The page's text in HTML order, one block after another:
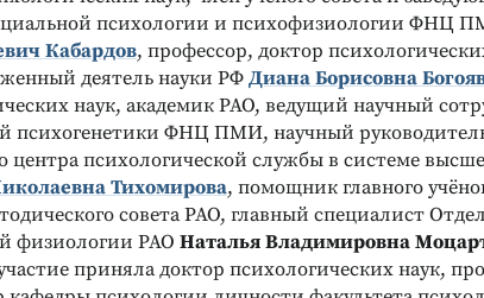
психологии и психофизиологии ФНЦ
Кабардов, профессор, доктор
деятель науки РФДиана Борисовна
наук, академик РАО, ведущий научный
психогенетики ФНЦ ПМИ, научный
центра психологической службы в системе
Тихомирова, помощник главного
совета РАО, главный специалист
физиологии РАО Наталья Владимировна
приняла доктор психологических наук,